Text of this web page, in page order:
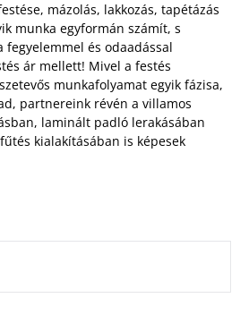
mázolás, lakkozás, tapétázás
munka egyformán számít, s
és odaadással
ár mellett! Mivel a festés
munkafolyamat egyik fázisa,
partnereink révén a villamos
laminált padló lerakásában
kialakításában is képesek